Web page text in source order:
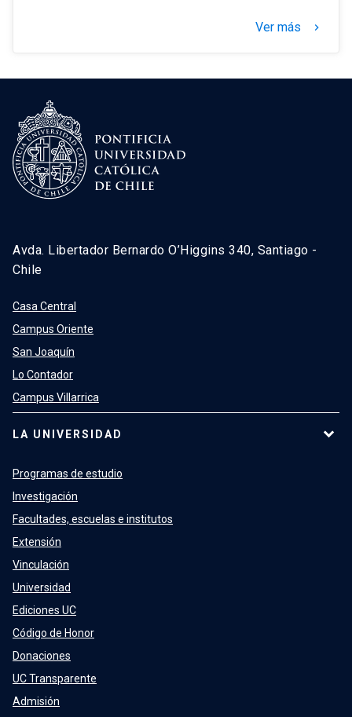
Ver más keyboard_arrow_right
Avda. Libertador Bernardo O’Higgins 340, Santiago -
Chile
Casa Central
Campus Oriente
San Joaquín
Lo Contador
Campus Villarrica
LA UNIVERSIDAD
Programas de estudio
Investigación
Facultades, escuelas e institutos
Extensión
Vinculación
Universidad
Ediciones UC
Código de Honor
Donaciones
UC Transparente
Admisión